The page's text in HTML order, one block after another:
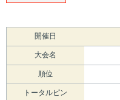
開催日
大会名
順位
トータルピン